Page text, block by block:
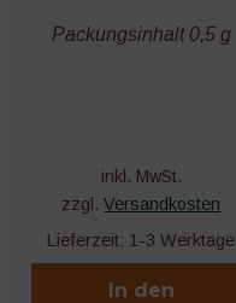
Packungsinhalt 0,5 g
inkl. MwSt.
zzgl.Versandkosten
Lieferzeit: 1-3 Werktage
In den